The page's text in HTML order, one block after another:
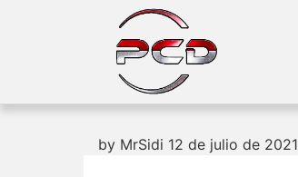
by MrSidi 12 de julio de 2021